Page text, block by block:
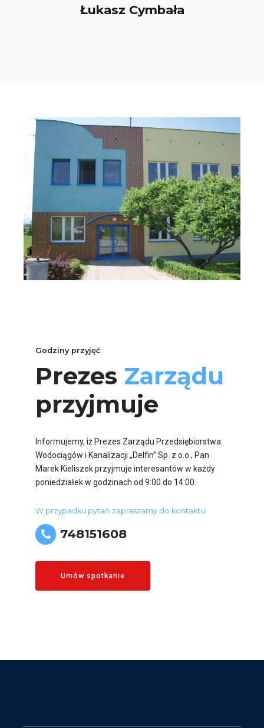
Łukasz Cymbała
Godziny przyjęć
Prezes Zarządu
przyjmuje
Informujemy, iż Prezes Zarządu Przedsiębiorstwa
Wodociągów i Kanalizacji „Delfin” Sp. z o.o., Pan
Marek Kieliszek przyjmuje interesantów w każdy
poniedziałek w godzinach od 9:00 do 14:00.
W przypadku pytań zapraszamy do kontaktu
748151608
Umów spotkanie